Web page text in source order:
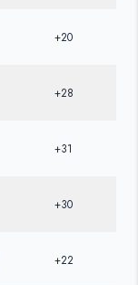
+20
+28
+31
+30
+22